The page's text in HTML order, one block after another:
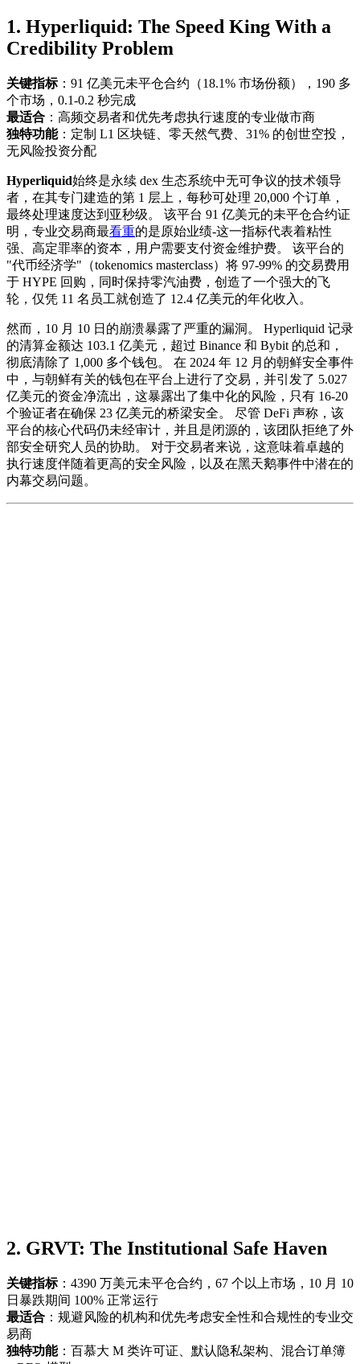
1. Hyperliquid: The Speed King With a
Credibility Problem
关键指标：91 亿美元未平仓合约（18.1% 市场份额），190 多
个市场，0.1-0.2 秒完成
最适合 ：高频交易者和优先考虑执行速度的专业做市商
独特功能：定制 L1 区块链、零天然气费、31% 的创世空投，
无风险投资分配
Hyperliquid始终是永续 dex 生态系统中无可争议的技术领导
者，在其专门建造的第 1 层上，每秒可处理 20,000 个订单，
最终处理速度达到亚秒级。 该平台 91 亿美元的未平仓合约证
明，专业交易商最看重的是原始业绩-这一指标代表着粘性
强、高定罪率的资本，用户需要支付资金维护费。 该平台的
"代币经济学"（tokenomics masterclass）将 97-99% 的交易费用
于 HYPE 回购，同时保持零汽油费，创造了一个强大的飞
轮，仅凭 11 名员工就创造了 12.4 亿美元的年化收入。
然而，10 月 10 日的崩溃暴露了严重的漏洞。 Hyperliquid 记录
的清算金额达 103.1 亿美元，超过 Binance 和 Bybit 的总和，
彻底清除了 1,000 多个钱包。 在 2024 年 12 月的朝鲜安全事件
中，与朝鲜有关的钱包在平台上进行了交易，并引发了 5.027
亿美元的资金净流出，这暴露出了集中化的风险，只有 16-20
个验证者在确保 23 亿美元的桥梁安全。 尽管 DeFi 声称，该
平台的核心代码仍未经审计，并且是闭源的，该团队拒绝了外
部安全研究人员的协助。 对于交易者来说，这意味着卓越的
执行速度伴随着更高的安全风险，以及在黑天鹅事件中潜在的
内幕交易问题。
2. GRVT: The Institutional Safe Haven
关键指标：4390 万美元未平仓合约，67 个以上市场，10 月 10
日暴跌期间 100% 正常运行
最适合 ：规避风险的机构和优先考虑安全性和合规性的专业交
易商
独特功能：百慕大 M 类许可证、默认隐私架构、混合订单簿